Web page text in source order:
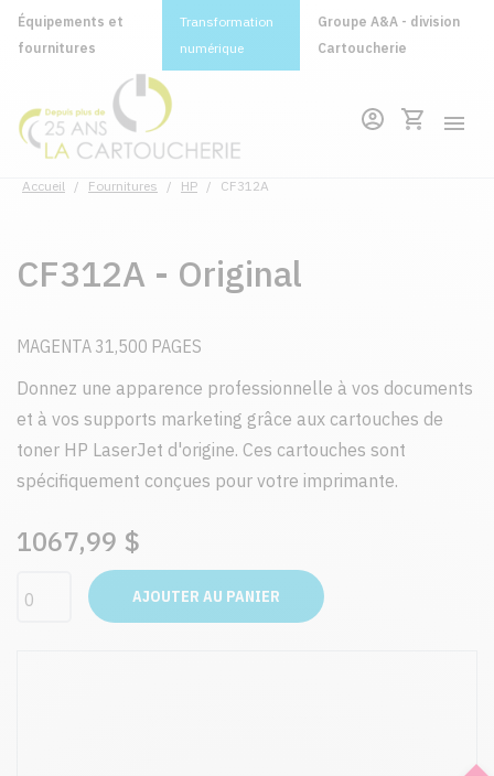
Équipements et
fournitures
Transformation
numérique
Groupe A&A - division
Cartoucherie
Accueil / Fournitures / HP / CF312A
CF312A - Original
MAGENTA 31,500 PAGES
Donnez une apparence professionnelle à vos documents
et à vos supports marketing grâce aux cartouches de
toner HP LaserJet d'origine. Ces cartouches sont
spécifiquement conçues pour votre imprimante.
1067,99 $
AJOUTER AU PANIER